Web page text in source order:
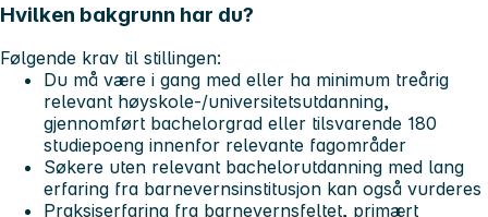
Hvilken bakgrunn har du?
Følgende krav til stillingen:
Du må være i gang med eller ha minimum treårig
relevant høyskole-/universitetsutdanning,
gjennomført bachelorgrad eller tilsvarende 180
studiepoeng innenfor relevante fagområder
Søkere uten relevant bachelorutdanning med lang
erfaring fra barnevernsinstitusjon kan også vurderes
Praksiserfaring fra barnevernsfeltet, primært